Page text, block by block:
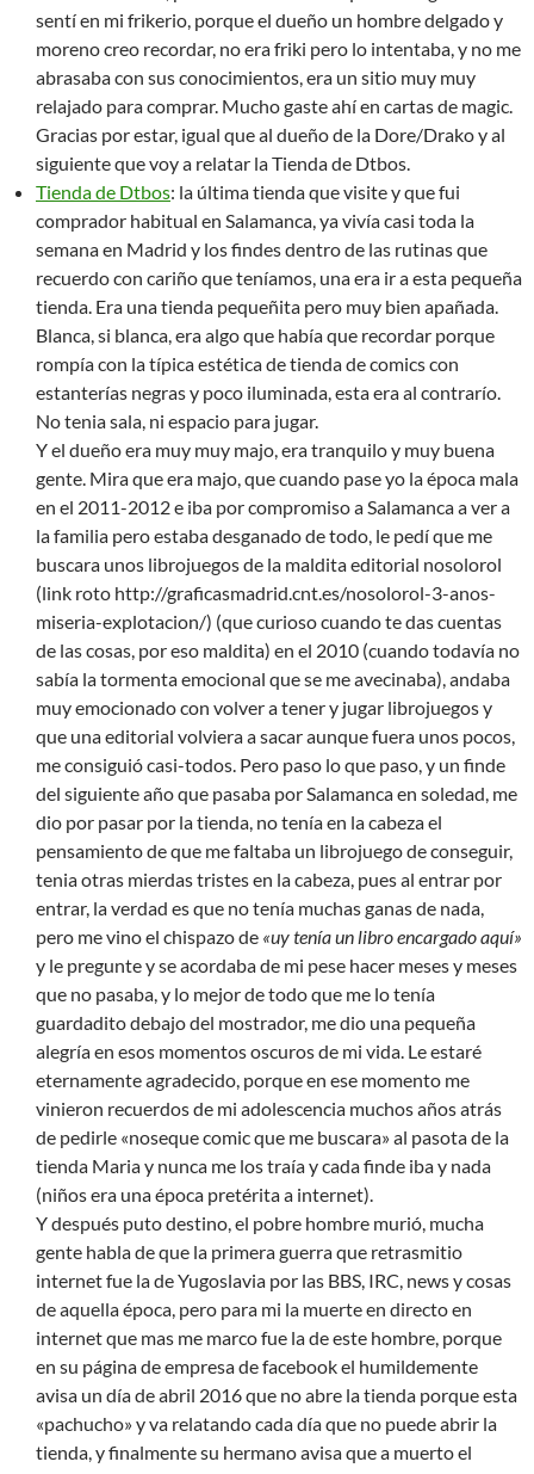
sentí en mi frikerio, porque el dueño un hombre delgado y
moreno creo recordar, no era friki pero lo intentaba, y no me
abrasaba con sus conocimientos, era un sitio muy muy
relajado para comprar. Mucho gaste ahí en cartas de magic.
Gracias por estar, igual que al dueño de la Dore/Drako y al
siguiente que voy a relatar la Tienda de Dtbos.
Tienda de Dtbos: la última tienda que visite y que fui
comprador habitual en Salamanca, ya vivía casi toda la
semana en Madrid y los findes dentro de las rutinas que
recuerdo con cariño que teníamos, una era ir a esta pequeña
tienda. Era una tienda pequeñita pero muy bien apañada.
Blanca, si blanca, era algo que había que recordar porque
rompía con la típica estética de tienda de comics con
estanterías negras y poco iluminada, esta era al contrarío.
No tenia sala, ni espacio para jugar.
Y el dueño era muy muy majo, era tranquilo y muy buena
gente. Mira que era majo, que cuando pase yo la época mala
en el 2011-2012 e iba por compromiso a Salamanca a ver a
la familia pero estaba desganado de todo, le pedí que me
buscara unos librojuegos de la maldita editorial nosolorol
(link roto http://graficasmadrid.cnt.es/nosolorol-3-anos-
miseria-explotacion/) (que curioso cuando te das cuentas
de las cosas, por eso maldita) en el 2010 (cuando todavía no
sabía la tormenta emocional que se me avecinaba), andaba
muy emocionado con volver a tener y jugar librojuegos y
que una editorial volviera a sacar aunque fuera unos pocos,
me consiguió casi-todos. Pero paso lo que paso, y un finde
del siguiente año que pasaba por Salamanca en soledad, me
dio por pasar por la tienda, no tenía en la cabeza el
pensamiento de que me faltaba un librojuego de conseguir,
tenia otras mierdas tristes en la cabeza, pues al entrar por
entrar, la verdad es que no tenía muchas ganas de nada,
pero me vino el chispazo de «uy tenía un libro encargado aquí»
y le pregunte y se acordaba de mi pese hacer meses y meses
que no pasaba, y lo mejor de todo que me lo tenía
guardadito debajo del mostrador, me dio una pequeña
alegría en esos momentos oscuros de mi vida. Le estaré
eternamente agradecido, porque en ese momento me
vinieron recuerdos de mi adolescencia muchos años atrás
de pedirle «noseque comic que me buscara» al pasota de la
tienda Maria y nunca me los traía y cada finde iba y nada
(niños era una época pretérita a internet).
Y después puto destino, el pobre hombre murió, mucha
gente habla de que la primera guerra que retrasmitio
internet fue la de Yugoslavia por las BBS, IRC, news y cosas
de aquella época, pero para mi la muerte en directo en
internet que mas me marco fue la de este hombre, porque
en su página de empresa de facebook el humildemente
avisa un día de abril 2016 que no abre la tienda porque esta
«pachucho» y va relatando cada día que no puede abrir la
tienda, y finalmente su hermano avisa que a muerto el